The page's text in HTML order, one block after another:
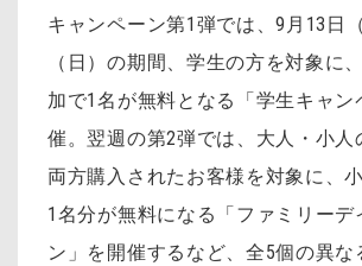
キャンペーン第1弾では、9月13日
（日）の期間、学生の方を対象に
加で1名が無料となる「学生キャン
催。翌週の第2弾では、大人・小人
両方購入されたお客様を対象に、
1名分が無料になる「ファミリーデ
ン」を開催するなど、全5個の異な